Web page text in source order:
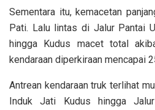
Sementara itu, kemacetan
Pati. Lalu lintas di Jalur Pantai
hingga Kudus macet total
kendaraan diperkiraan mencapai
Antrean kendaraan truk terlihat
Induk Jati Kudus hingga